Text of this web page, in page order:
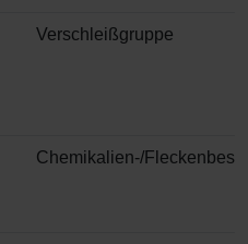
Verschleißgruppe
Chemikalien-/